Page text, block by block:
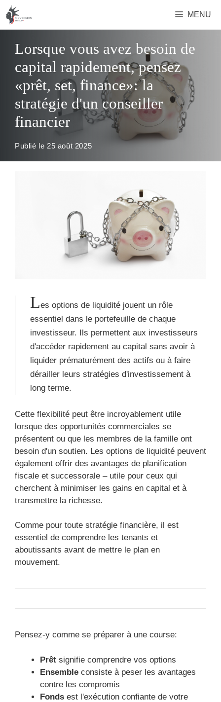
Aller
au
contenu
MENU
Lorsque vous avez besoin de
capital rapidement, pensez
«prêt, set, finance»: la
stratégie d'un conseiller
financier
Publié le 25 août 2025
Les options de liquidité jouent un rôle
essentiel dans le portefeuille de chaque
investisseur. Ils permettent aux investisseurs
d'accéder rapidement au capital sans avoir à
liquider prématurément des actifs ou à faire
dérailler leurs stratégies d'investissement à
long terme.
Cette flexibilité peut être incroyablement utile
lorsque des opportunités commerciales se
présentent ou que les membres de la famille ont
besoin d'un soutien. Les options de liquidité peuvent
également offrir des avantages de planification
fiscale et successorale – utile pour ceux qui
cherchent à minimiser les gains en capital et à
transmettre la richesse.
Comme pour toute stratégie financière, il est
essentiel de comprendre les tenants et
aboutissants avant de mettre le plan en
mouvement.
Pensez-y comme se préparer à une course:
Prêt signifie comprendre vos options
Ensemble consiste à peser les avantages
contre les compromis
Fonds est l'exécution confiante de votre